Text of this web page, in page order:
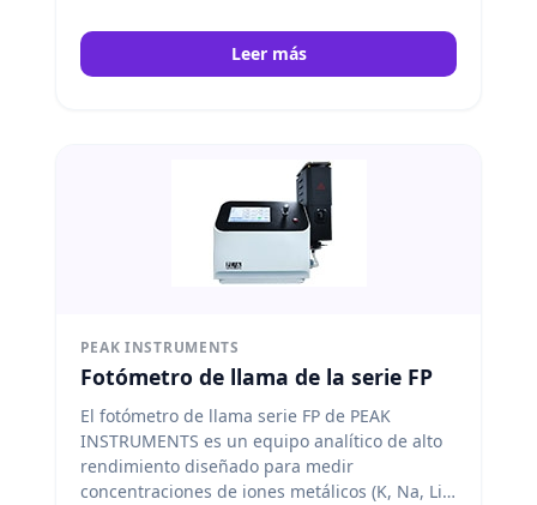
Leer más
PEAK INSTRUMENTS
Fotómetro de llama de la serie FP
El fotómetro de llama serie FP de PEAK
INSTRUMENTS es un equipo analítico de alto
rendimiento diseñado para medir
concentraciones de iones metálicos (K, Na, Li,